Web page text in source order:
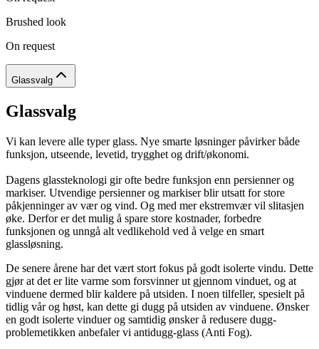
Brushed look
On request
Glassvalg
Glassvalg
Vi kan levere alle typer glass. Nye smarte løsninger påvirker både
funksjon, utseende, levetid, trygghet og drift/økonomi.
Dagens glassteknologi gir ofte bedre funksjon enn persienner og
markiser. Utvendige persienner og markiser blir utsatt for store
påkjenninger av vær og vind. Og med mer ekstremvær vil slitasjen
øke. Derfor er det mulig å spare store kostnader, forbedre
funksjonen og unngå alt vedlikehold ved å velge en smart
glassløsning.
De senere årene har det vært stort fokus på godt isolerte vindu. Dette
gjør at det er lite varme som forsvinner ut gjennom vinduet, og at
vinduene dermed blir kaldere på utsiden. I noen tilfeller, spesielt på
tidlig vår og høst, kan dette gi dugg på utsiden av vinduene. Ønsker
en godt isolerte vinduer og samtidig ønsker å redusere dugg-
problemetikken anbefaler vi antidugg-glass (Anti Fog).